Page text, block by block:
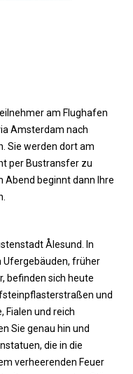
am Flughafen
Amsterdam nach
Sie werden dort am
per Bustransfer zu
Abend beginnt dann Ihre
Ålesund. In
Ufergebäuden, früher
befinden sich heute
und
Fialen und reich
Sie genau hin und
die in die
verheerenden Feuer